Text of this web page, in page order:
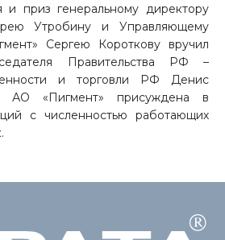
и приз генеральному директору
Утробину и Управляющему
Сергею Короткову вручил
Правительства РФ –
и торговли РФ Денис
АО «Пигмент» присуждена в
с численностью работающих